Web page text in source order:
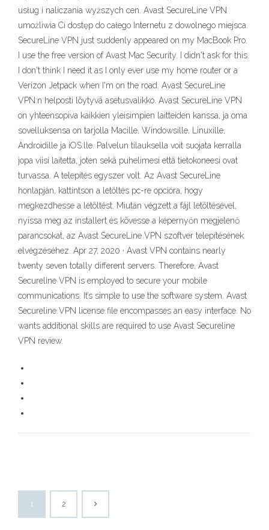
usług i naliczania wyższych cen. Avast SecureLine VPN
umożliwia Ci dostęp do całego Internetu z dowolnego miejsca.
SecureLine VPN just suddenly appeared on my MacBook Pro.
I use the free version of Avast Mac Security. I didn't ask for this.
I don't think I need it as I only ever use my home router or a
Verizon Jetpack when I'm on the road. Avast SecureLine
VPN:n helposti löytyvä asetusvalikko. Avast SecureLine VPN
on yhteensopiva kaikkien yleisimpien laitteiden kanssa, ja oma
sovelluksensa on tarjolla Macille, Windowsille, Linuxille,
Androidille ja iOS:lle. Palvelun tilauksella voit suojata kerralla
jopa viisi laitetta, joten sekä puhelimesi että tietokoneesi ovat
turvassa. A telepítés egyszer volt. Az Avast SecureLine
honlapján, kattintson a letöltés pc-re opcióra, hogy
megkezdhesse a letöltést. Miután végzett a fájl letöltésével,
nyissa meg az installert és kövesse a képernyőn megjelenő
parancsokat, az Avast SecureLine VPN szoftver telepítésének
elvégzéséhez. Apr 27, 2020 · Avast VPN contains nearly
twenty seven totally different servers. Therefore, Avast
Secureline VPN is employed to secure your mobile
communications. It’s simple to use the software system. Avast
Secureline VPN license file encompasses an easy interface. No
wants additional skills are required to use Avast Secureline
VPN review.
1 2